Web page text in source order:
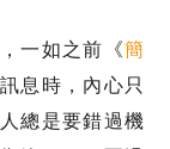
一如之前《簡
息時，內心只
總是要錯過機